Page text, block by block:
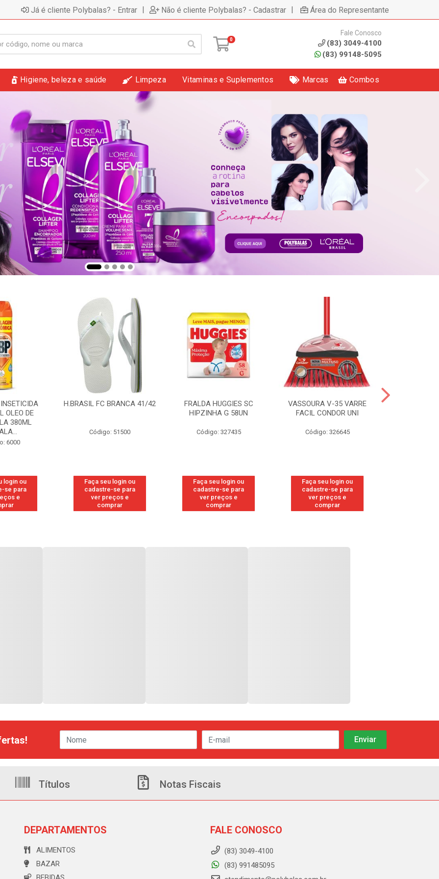
Já é cliente Polybalas? - Entrar | Não é cliente Polybalas? - Cadastrar | Área do Representante
0
Fale Conosco
(83) 3049-4100
(83) 99148-5095
Higiene, beleza e saúde Limpeza Vitaminas e Suplementos Marcas Combos
OLEO DE
380ML
6000
login ou
se para
e
H.BRASIL FC BRANCA 41/42
Código: 51500
Faça seu login ou
cadastre-se para
ver preços e
comprar
FRALDA HUGGIES SC
HIPZINHA G 58UN
Código: 327435
Faça seu login ou
cadastre-se para
ver preços e
comprar
VASSOURA V-35 VARRE
FACIL CONDOR UNI
Código: 326645
Faça seu login ou
cadastre-se para
ver preços e
comprar
Títulos Notas Fiscais
DEPARTAMENTOS
ALIMENTOS
BAZAR
FALE CONOSCO
(83) 3049-4100
(83) 991485095